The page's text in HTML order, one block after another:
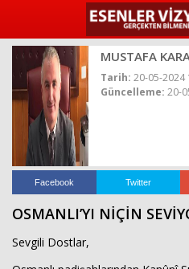
MUSTAFA
Tarih: 20-05-2024
Güncelleme: 20-
Facebook Twitter
OSMANLI’YI NİÇİN
Sevgili Dostlar,